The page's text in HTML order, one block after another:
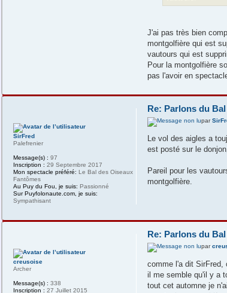
J'ai pas très bien
montgolfière qui est
vautours qui est
Pour la montgolfière
pas l'avoir en
Re: Parlons du
par
Le vol des aigles a
est posté sur le
Pareil pour les
montgolfière.
SirFred
Palefrenier
Message(s) : 97
Inscription : 29 Septembre 2017
Mon spectacle préféré: Le Bal des Oiseaux
Fantômes
Au Puy du Fou, je suis: Passionné
Sur Puyfolonaute.com, je suis:
Sympathisant
Re: Parlons du
par
comme l'a dit SirFred,
il me semble qu'il y a
tout cet automne je
creusoise
Archer
Message(s) : 338
Inscription : 27 Juillet 2015